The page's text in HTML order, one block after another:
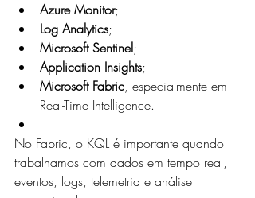
Azure Monitor;
Log Analytics;
Microsoft Sentinel;
Application Insights;
Microsoft Fabric, especialmente em
Real-Time Intelligence.
No Fabric, o KQL é importante quando
trabalhamos com dados em tempo real,
eventos, logs, telemetria e análise